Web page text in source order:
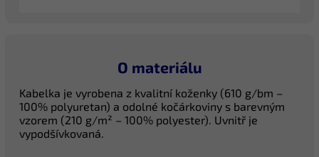
O materiálu
Kabelka je vyrobena z kvalitní koženky (610 g/bm –
100% polyuretan) a odolné kočárkoviny s barevným
vzorem (210 g/m² – 100% polyester). Uvnitř je
vypodšívkovaná.